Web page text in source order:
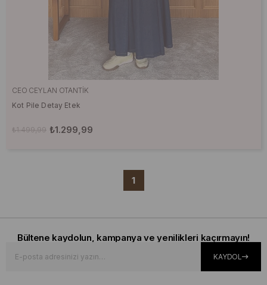
CEO CEYLAN OTANTIK
Kot Pile Detay Etek
₺1.299,99
₺1.499,99
1
Bültene kaydolun, kampanya ve yenilikleri kaçırmayın!
KAYDOL